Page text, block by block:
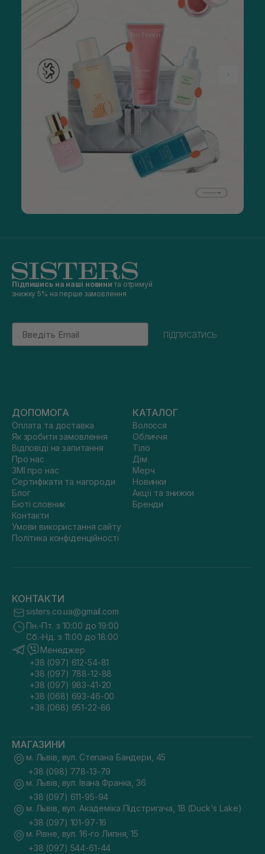
Підпишись на наші новини та отримуй
знижку 5% на перше замовлення
Email
підписатись
ДОПОМОГА
Оплата та доставка
Як зробити замовлення
Відповіді на запитання
Про нас
ЗМІ про нас
Сертифікати та нагороди
Блог
Бюті словник
Контакти
Умови використання сайту
Політика конфіденційності
КАТАЛОГ
Волосся
Обличчя
Тіло
Дім
Мерч
Новинки
Акції та знижки
Бренди
КОНТАКТИ
sisters.co.ua@gmail.com
Пн.-Пт. з 10:00 до 19:00
Сб.-Нд. з 11:00 до 18:00
Менеджер
+38 (097) 612-54-81
+38 (097) 788-12-88
+38 (097) 983-41-20
+38 (068) 693-46-00
+38 (068) 951-22-86
МАГАЗИНИ
м. Львів, вул. Степана Бандери, 45
+38 (098) 778-13-79
м. Львів, вул. Івана Франка, 36
+38 (097) 611-95-94
м. Львів, вул. Академіка Підстригача, 1В (Duck's Lake)
+38 (097) 101-97-16
м. Рівне, вул. 16-го Липня, 15
+38 (097) 544-61-44